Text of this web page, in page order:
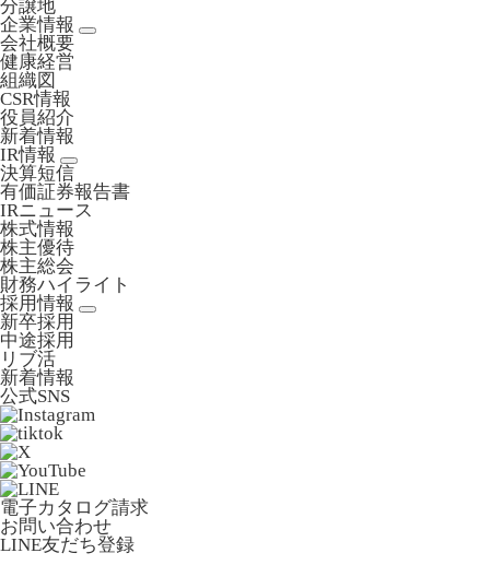
分譲地
企業情報
会社概要
健康経営
組織図
CSR情報
役員紹介
新着情報
IR情報
決算短信
有価証券報告書
IRニュース
株式情報
株主優待
株主総会
財務ハイライト
採用情報
新卒採用
中途採用
リブ活
新着情報
公式SNS
電子カタログ請求
お問い合わせ
LINE友だち登録